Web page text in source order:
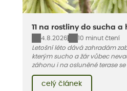
11 na rostliny do sucha a
4.8.2026
10 minut čtení
Letošní léto dává zahradám
kterým sucho a žár vůbec
záhonu i na osluněné terase
pro vás 11 tipů na odolné
léto bez pravidelné zálivky.
celý článek